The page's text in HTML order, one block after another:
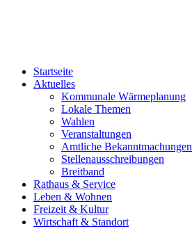
Startseite
Aktuelles
Kommunale Wärmeplanung
Lokale Themen
Wahlen
Veranstaltungen
Amtliche Bekanntmachungen
Stellenausschreibungen
Breitband
Rathaus & Service
Leben & Wohnen
Freizeit & Kultur
Wirtschaft & Standort